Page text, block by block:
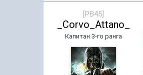
[PB45]
_Corvo_Attano_
Капитан 3-го ранга